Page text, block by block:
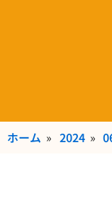
ホーム » 2024 »